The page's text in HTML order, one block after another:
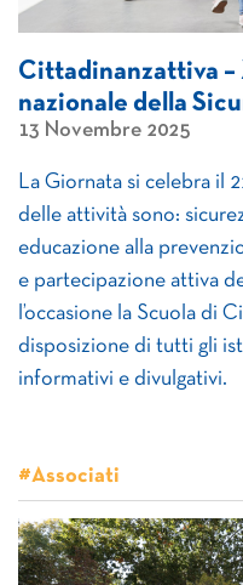
Cittadinanzattiva
nazionale della
13 Novembre 2025
La Giornata si celebra il
delle attività sono:
educazione alla
e partecipazione attiva
l’occasione la Scuola di
disposizione di tutti gli
informativi e divulgativi.
#Associati